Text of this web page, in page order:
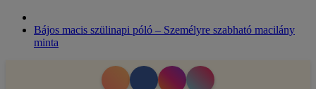
Bájos macis szülinapi póló – Személyre szabható macilány
minta